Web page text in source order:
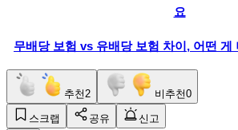
요
무배당 보험 vs 유배당 보험 차이, 어떤 게
추천 2 비추천0
스크랩 공유
신고